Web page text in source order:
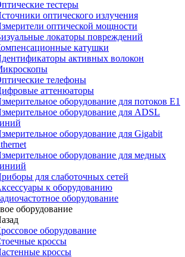
тестеры
оптического излучения
оптической мощности
локаторы повреждений
катушки
активных волокон
телефоны
аттенюаторы
оборудование для потоков Е1
оборудование для ADSL
оборудование для Gigabit
оборудование для медных
для слаботочных сетей
к оборудованию
оборудование
оборудование
оборудование
кроссы
кроссы